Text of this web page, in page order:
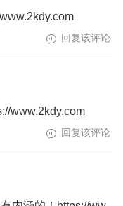
回复该评论
www.2kdy.com
回复该评论